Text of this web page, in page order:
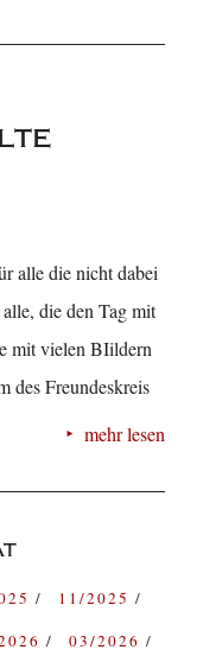
alle die nicht dabei
die den Tag mit
mit vielen BIildern
des Freundeskreis
mehr lesen
11/2025
03/2026